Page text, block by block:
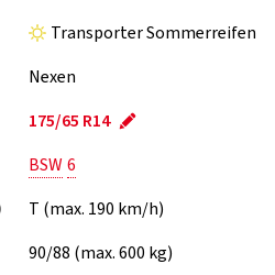
Transporter Sommerreifen
Nexen
175/65 R14
BSW6
T (max. 190 km/h)
90/88 (max. 600 kg)